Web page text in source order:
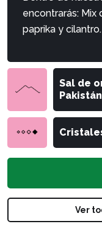
encontrarás:
paprika y cilantro.
Sal de
Pakistán
Ver